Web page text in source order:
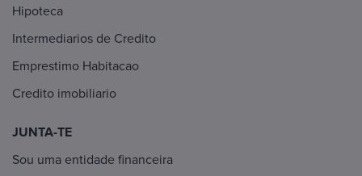
Hipoteca
Intermediarios de Credito
Emprestimo Habitacao
Credito imobiliario
JUNTA-TE
Sou uma entidade financeira